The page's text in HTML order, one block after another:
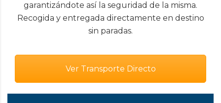
garantizándote así la seguridad de la misma.
Recogida y entregada directamente en destino
sin paradas.
Ver Transporte Directo